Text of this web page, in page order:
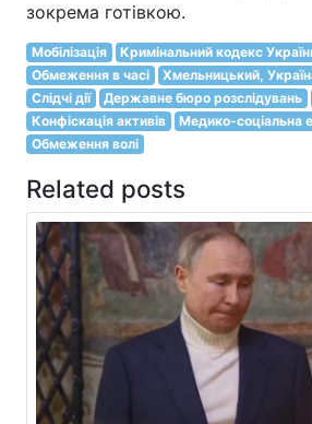
зокрема готівкою.
Мобілізація Кримінальний кодекс
Обмеження в часі
Хмельницький,
Слідчі дії
Державне бюро розслідувань
Конфіскація активів
Медико-соціальна
Обмеження волі
Related posts